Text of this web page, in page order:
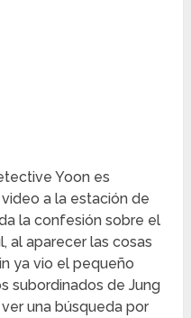
Yoon es
a la estación de
la confesión sobre el
al aparecer las cosas
ya vio el pequeño
subordinados de Jung
una búsqueda por